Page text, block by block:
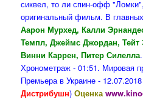
сиквел, то ли спин-офф
оригинальный фильм. В
Аарон Мурхед, Калли
Темпл, Джеймс Джордан, Тейт
Винни Каррен, Питер Силелла
Хронометраж - 01:51. Мировая
Премьера в Украине -
Дистрибушн)Оценка